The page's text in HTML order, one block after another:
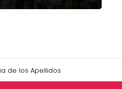
de los Apellidos